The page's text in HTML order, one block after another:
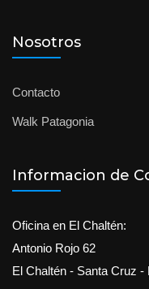
Nosotros
Contacto
Walk Patagonia
Informacion de
Oficina en El Chaltén:
Antonio Rojo 62
El Chaltén - Santa Cruz -